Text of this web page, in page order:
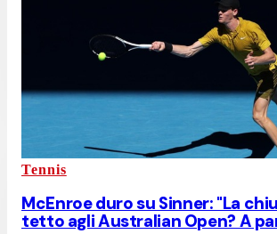
Tennis
McEnroe duro su Sinner: "La
tetto agli Australian Open? A